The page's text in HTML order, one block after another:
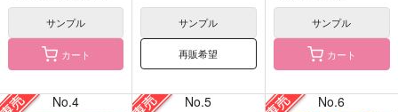
サンプル
カート
サンプル
再販希望
サンプル
カート
No.4 No.5 No.6